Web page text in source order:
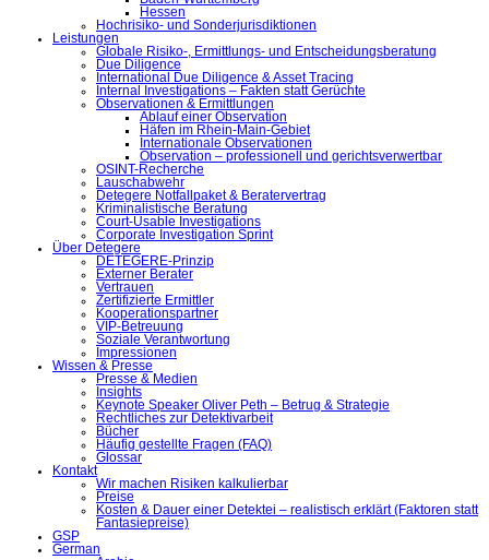
Hessen
Hochrisiko- und Sonderjurisdiktionen
Leistungen
Globale Risiko-, Ermittlungs- und Entscheidungsberatung
Due Diligence
International Due Diligence & Asset Tracing
Internal Investigations – Fakten statt Gerüchte
Observationen & Ermittlungen
Ablauf einer Observation
Häfen im Rhein-Main-Gebiet
Internationale Observationen
Observation – professionell und gerichtsverwertbar
OSINT-Recherche
Lauschabwehr
Detegere Notfallpaket & Beratervertrag
Kriminalistische Beratung
Court-Usable Investigations
Corporate Investigation Sprint
Über Detegere
DETEGERE-Prinzip
Externer Berater
Vertrauen
Zertifizierte Ermittler
Kooperationspartner
VIP-Betreuung
Soziale Verantwortung
Impressionen
Wissen & Presse
Presse & Medien
Insights
Keynote Speaker Oliver Peth – Betrug & Strategie
Rechtliches zur Detektivarbeit
Bücher
Häufig gestellte Fragen (FAQ)
Glossar
Kontakt
Wir machen Risiken kalkulierbar
Preise
Kosten & Dauer einer Detektei – realistisch erklärt (Faktoren statt
Fantasiepreise)
GSP
German